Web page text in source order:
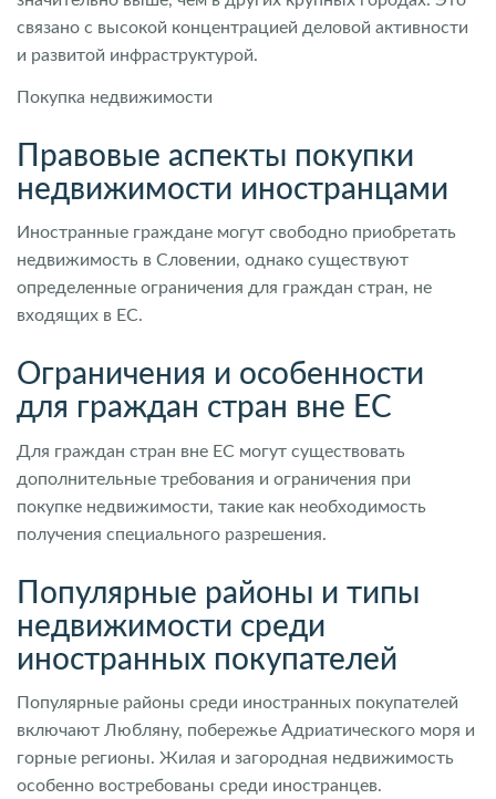
связано с высокой концентрацией деловой активности
и развитой инфраструктурой.
Покупка недвижимости
Правовые аспекты покупки
недвижимости иностранцами
Иностранные граждане могут свободно приобретать
недвижимость в Словении, однако существуют
определенные ограничения для граждан стран, не
входящих в ЕС.
Ограничения и особенности
для граждан стран вне ЕС
Для граждан стран вне ЕС могут существовать
дополнительные требования и ограничения при
покупке недвижимости, такие как необходимость
получения специального разрешения.
Популярные районы и типы
недвижимости среди
иностранных покупателей
Популярные районы среди иностранных покупателей
включают Любляну, побережье Адриатического моря и
горные регионы. Жилая и загородная недвижимость
особенно востребованы среди иностранцев.